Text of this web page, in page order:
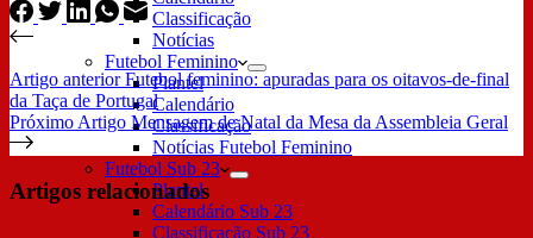
Classificação
Notícias
Futebol Feminino
Plantel
Calendário
Classificação
Notícias Futebol Feminino
Futebol Sub 23
Plantel
Calendário Sub 23
Classificação Sub 23
Artigo anteriorFutebol feminino: apuradas para os oitavos-de-final
da Taça de Portugal
Próximo Artigo Mensagem de Natal da Mesa da Assembleia Geral
Artigos relacionados